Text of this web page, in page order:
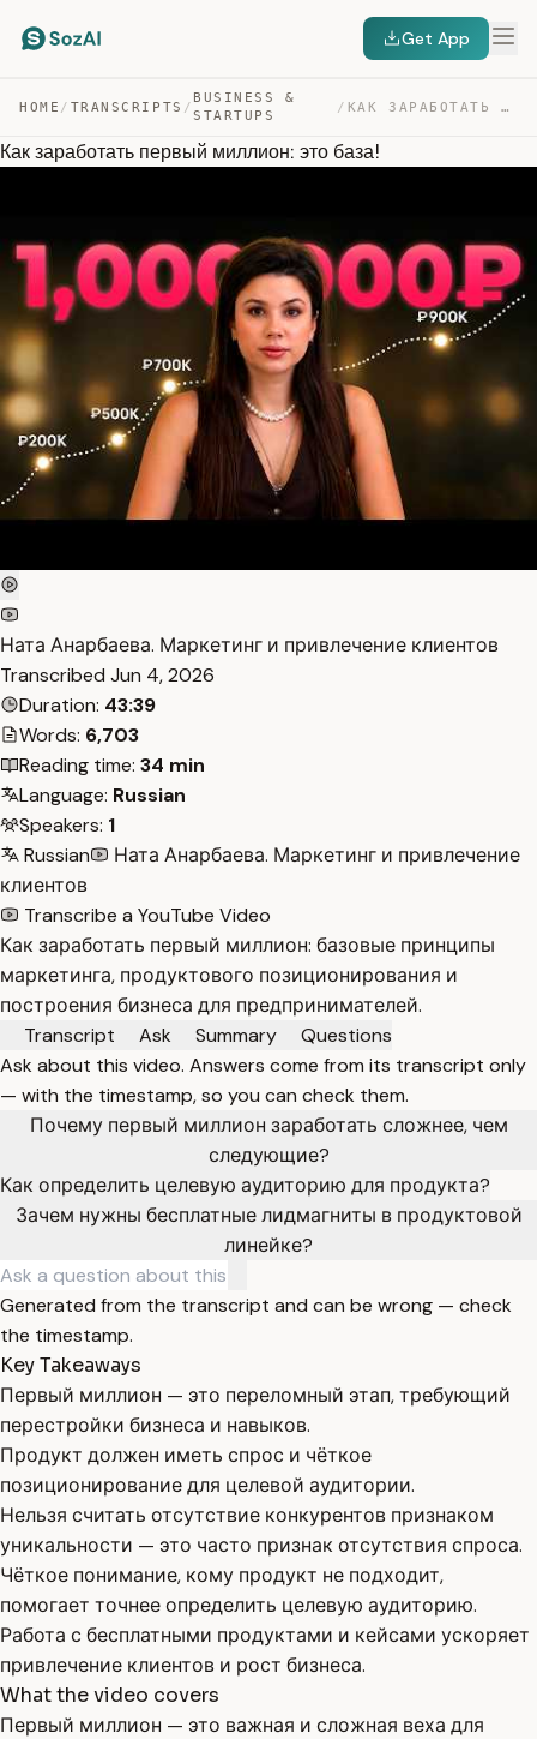
Get App
HOME / TRANSCRIPTS /
BUSINESS &
STARTUPS
/ КАК ЗАРАБОТАТЬ ПЕРВЫЙ МИЛЛИОН: ЭТО БАЗА! — TRANSCRIPT
Как заработать первый миллион: это база!
Ната Анарбаева. Маркетинг и привлечение клиентов
Transcribed Jun 4, 2026
Duration: 43:39
Words: 6,703
Reading time: 34 min
Language: Russian
Speakers: 1
Russian
Ната Анарбаева. Маркетинг и привлечение
клиентов
Transcribe a YouTube Video
Как заработать первый миллион: базовые принципы
маркетинга, продуктового позиционирования и
построения бизнеса для предпринимателей.
Transcript
Ask Summary
Questions
Ask about this video. Answers come from its transcript only
— with the timestamp, so you can check them.
Почему первый миллион заработать сложнее, чем
следующие?
Как определить целевую аудиторию для продукта?
Зачем нужны бесплатные лидмагниты в продуктовой
линейке?
Generated from the transcript and can be wrong — check
the timestamp.
Key Takeaways
Первый миллион — это переломный этап, требующий
перестройки бизнеса и навыков.
Продукт должен иметь спрос и чёткое
позиционирование для целевой аудитории.
Нельзя считать отсутствие конкурентов признаком
уникальности — это часто признак отсутствия спроса.
Чёткое понимание, кому продукт не подходит,
помогает точнее определить целевую аудиторию.
Работа с бесплатными продуктами и кейсами ускоряет
привлечение клиентов и рост бизнеса.
What the video covers
Первый миллион — это важная и сложная веха для